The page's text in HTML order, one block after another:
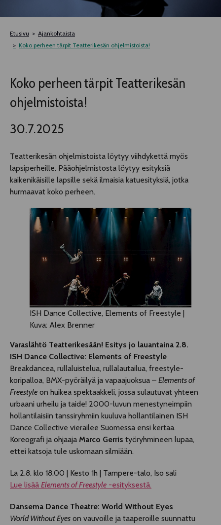
TELTTALAB
OFF TAMPERE
TAPAHTUMIEN YÖ
MUU OHJELMISTO
Etusivu
Ajankohtaista
Koko perheen tärpit Teatterikesän ohjelmistoista!
Koko perheen tärpit Teatterikesän
ohjelmistoista!
30.7.2025
Teatterikesän ohjelmistoista löytyy viihdykettä myös
lapsiperheille. Pääohjelmistosta löytyy esityksiä
kaikenikäisille lapsille sekä ilmaisia katuesityksiä, jotka
hurmaavat koko perheen.
ISH Dance Collective, Elements of Freestyle |
Kuva: Alex Brenner
Varaslähtö Teatterikesään! Esitys jo lauantaina 2.8.
ISH Dance Collective: Elements of Freestyle
Breakdancea, rullaluistelua, rullalautailua, freestyle-
koripalloa, BMX-pyöräilyä ja vapaajuoksua – Elements of
Freestyle on huikea spektaakkeli, jossa sulautuvat yhteen
urbaani urheilu ja taide! 2000-luvun menestyneimpiin
hollantilaisiin tanssiryhmiin kuuluva hollantilainen ISH
Dance Collective vierailee Suomessa ensi kertaa.
Koreografi ja ohjaaja Marco Gerris työryhmineen lupaa,
ettei katsoja tule uskomaan silmiään.
La 2.8. klo 18.00 | Kesto 1h | Tampere-talo, Iso sali
Lue lisää Elements of Freestyle -esityksestä.
Dansema Dance Theatre: World Without Eyes
World Without Eyes on vauvoille ja taaperoille suunnattu